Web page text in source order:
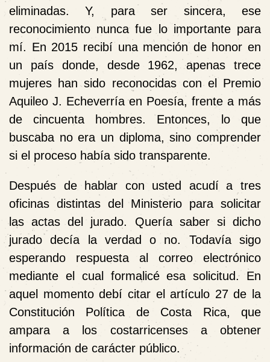
eliminadas. Y, para ser sincera, ese
reconocimiento nunca fue lo importante para
mí. En 2015 recibí una mención de honor en
un país donde, desde 1962, apenas trece
mujeres han sido reconocidas con el Premio
Aquileo J. Echeverría en Poesía, frente a más
de cincuenta hombres. Entonces, lo que
buscaba no era un diploma, sino comprender
si el proceso había sido transparente.
Después de hablar con usted acudí a tres
oficinas distintas del Ministerio para solicitar
las actas del jurado. Quería saber si dicho
jurado decía la verdad o no. Todavía sigo
esperando respuesta al correo electrónico
mediante el cual formalicé esa solicitud. En
aquel momento debí citar el artículo 27 de la
Constitución Política de Costa Rica, que
ampara a los costarricenses a obtener
información de carácter público.